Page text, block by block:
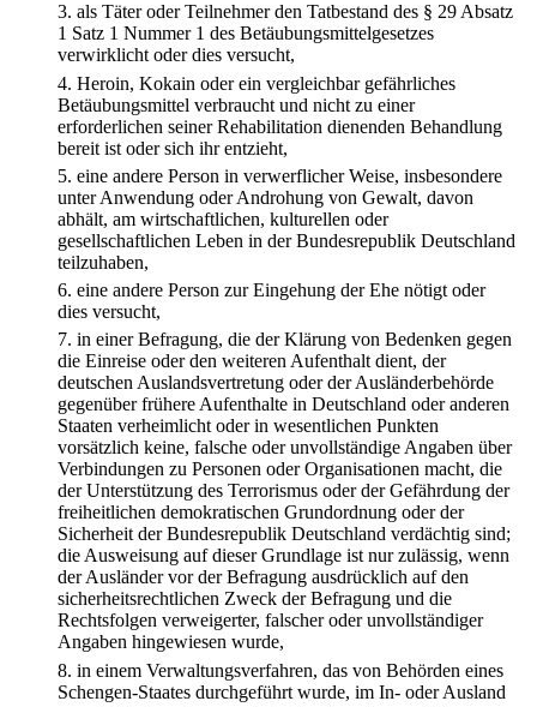
3. als Täter oder Teilnehmer den Tatbestand des § 29 Absatz
1 Satz 1 Nummer 1 des Betäubungsmittelgesetzes
verwirklicht oder dies versucht,
4. Heroin, Kokain oder ein vergleichbar gefährliches
Betäubungsmittel verbraucht und nicht zu einer
erforderlichen seiner Rehabilitation dienenden Behandlung
bereit ist oder sich ihr entzieht,
5. eine andere Person in verwerflicher Weise, insbesondere
unter Anwendung oder Androhung von Gewalt, davon
abhält, am wirtschaftlichen, kulturellen oder
gesellschaftlichen Leben in der Bundesrepublik Deutschland
teilzuhaben,
6. eine andere Person zur Eingehung der Ehe nötigt oder
dies versucht,
7. in einer Befragung, die der Klärung von Bedenken gegen
die Einreise oder den weiteren Aufenthalt dient, der
deutschen Auslandsvertretung oder der Ausländerbehörde
gegenüber frühere Aufenthalte in Deutschland oder anderen
Staaten verheimlicht oder in wesentlichen Punkten
vorsätzlich keine, falsche oder unvollständige Angaben über
Verbindungen zu Personen oder Organisationen macht, die
der Unterstützung des Terrorismus oder der Gefährdung der
freiheitlichen demokratischen Grundordnung oder der
Sicherheit der Bundesrepublik Deutschland verdächtig sind;
die Ausweisung auf dieser Grundlage ist nur zulässig, wenn
der Ausländer vor der Befragung ausdrücklich auf den
sicherheitsrechtlichen Zweck der Befragung und die
Rechtsfolgen verweigerter, falscher oder unvollständiger
Angaben hingewiesen wurde,
8. in einem Verwaltungsverfahren, das von Behörden eines
Schengen-Staates durchgeführt wurde, im In- oder Ausland